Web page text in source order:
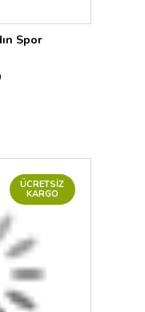
Spor
ÜCRETSIZ
KARGO